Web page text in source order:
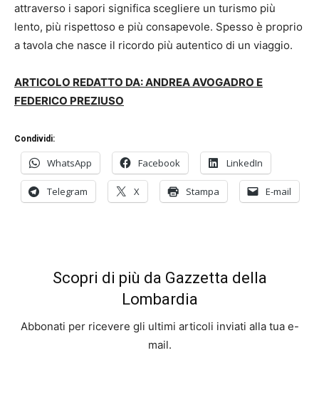
attraverso i sapori significa scegliere un turismo più
lento, più rispettoso e più consapevole. Spesso è proprio
a tavola che nasce il ricordo più autentico di un viaggio.
ARTICOLO REDATTO DA: ANDREA AVOGADRO E
FEDERICO PREZIUSO
Condividi:
WhatsApp Facebook LinkedIn
Telegram X Stampa E-mail
Scopri di più da Gazzetta della
Lombardia
Abbonati per ricevere gli ultimi articoli inviati alla tua e-
mail.